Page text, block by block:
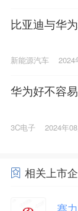
比亚迪与华
新能源汽车 2024
华为好不容
3C电子 2024年
相关上市
赛